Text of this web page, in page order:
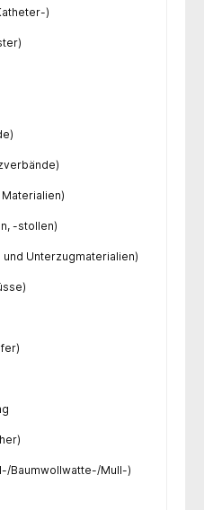
)
-stollen)
Unterzugmaterialien)
Baumwollwatte-/Mull-)